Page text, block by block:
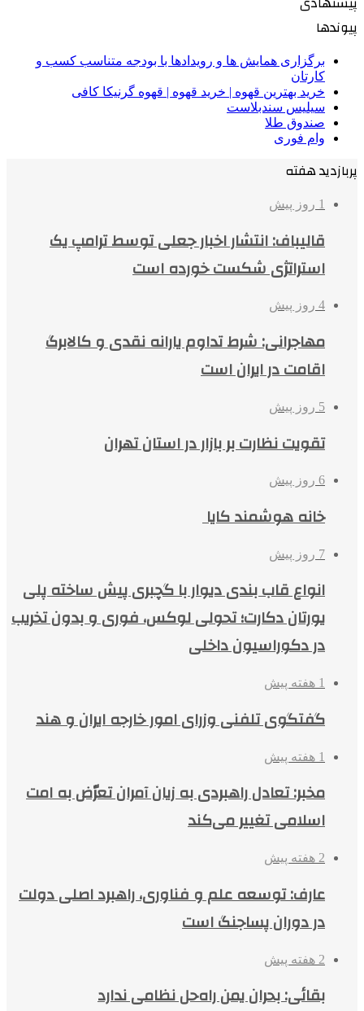
پیوندها
برگزاری همایش ها و رویدادها با بودجه متناسب کسب و
کارتان
خرید بهترین قهوه | خرید قهوه | قهوه گرنیکا کافی
سیلیس سندبلاست
صندوق طلا
وام فوری
پربازدید هفته
1 روز پیش
قالیباف: انتشار اخبار جعلی توسط ترامپ یک
استراتژی شکست خورده است
4 روز پیش
مهاجرانی: شرط تداوم یارانه نقدی و کالابرگ
اقامت در ایران است
5 روز پیش
تقویت نظارت بر بازار در استان تهران
6 روز پیش
خانه هوشمند کایا
7 روز پیش
انواع قاب بندی دیوار با گچبری پیش ساخته پلی
یورتان دکارت؛ تحولی لوکس، فوری و بدون تخریب
در دکوراسیون داخلی
1 هفته پیش
گفتگوی تلفنی وزرای امور خارجه ایران و هند
1 هفته پیش
مخبر: تعادل راهبردی به زیان آمران تعرّض به امت
اسلامی تغییر می‌کند
2 هفته پیش
عارف: توسعه علم و فناوری، راهبرد اصلی دولت
در دوران پساجنگ است
2 هفته پیش
بقائی: بحران یمن راه‌حل نظامی ندارد